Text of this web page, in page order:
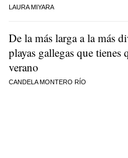
LAURA MIYARA
De la más larga a la más
playas gallegas que tienes
verano
CANDELA MONTERO RÍO